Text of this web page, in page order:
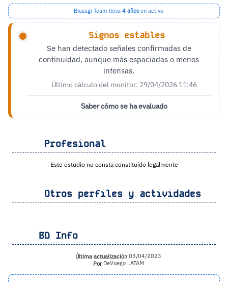
Blusagi Team lleva 4 añosen activo
Signos estables
Se han detectado señales confirmadas de
continuidad, aunque más espaciadas o menos
intensas.
Último cálculo del monitor: 29/04/2026 11:46
Saber cómo se ha evaluado
Profesional
Este estudio no consta constituído legalmente
Otros perfiles y actividades
BD Info
Última actualización 03/04/2023
PorDeVuego LATAM